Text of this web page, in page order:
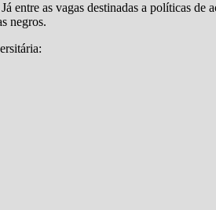
entre as vagas destinadas a políticas de
negros.